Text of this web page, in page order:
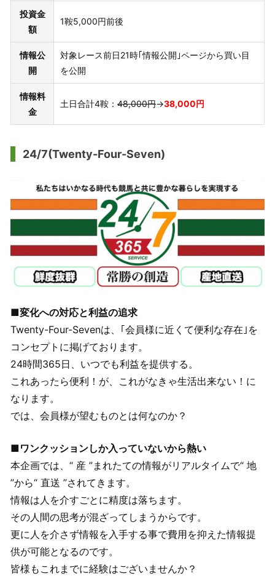
投資金
額
1鞍5,000円前後
情報公
開
対象レース前日21時｢情報公開｣ページから買い目
を公開
情報料
金
土日合計4鞍： 48,000円→38,000円
24/7(Twenty-Four-Seven)
■変化への対応と利益の追求
Twenty-Four-Sevenは、｢会員様に近くて便利な存在｣を
コンセプトに掲げております。
24時間365日、いつでも利益を提供する。
これあったら便利！が、これがなきゃ生活出来ない！に
なります。
では、会員様が望むものとは何なのか？
■ワンクッションしか入っていないから熱い
本企画では、“ 産 ”まれたての情報がリアルタイムで“ 地
”から“ 直送 ”されてきます。
情報は人を介すごとに精度は落ちます。
その人間の思考が混ざってしまうからです。
更に人を介さず情報を入手する事で費用を抑えた情報提
供が可能となるのです。
皆様もこれまでに経験はございませんか？